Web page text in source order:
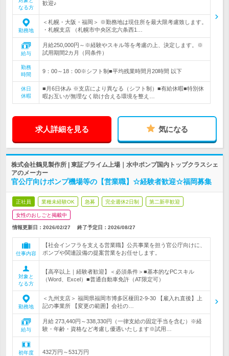
なる方
歓迎♪
勤務地
＜札幌・大阪・福岡＞ ※勤務地は現住所を最大限考慮致します。
・札幌支店 （札幌市中央区北六条西1…
給与
月給250,000円～※経験やスキル等を考慮の上、決定します。※
試用期間2カ月（同条件）
勤務
時間
9：00～18：00※シフト制■平均残業時間月20時間 以下
休日
休暇
■月6日休み ※支店により異なる（シフト制）■有給休暇■特別休
暇お互いが無理なく助け合える環境を整え…
求人詳細を見る 気になる
株式会社鶴見製作所 | 東証プライム上場｜水中ポンプ国内トップクラスシェ
アのメーカー
官公庁向けポンプ機場等の【営業職】☆経験者歓迎☆福岡募集
正社員 業種未経験OK 急募 完全週休2日制 第二新卒歓迎
女性のおしごと掲載中
情報更新日：2026/02/27 終了予定日： 2026/08/27
仕事内容
【社会インフラを支える営業職】公共事業を担う官公庁向けに、
ポンプや関連設備の提案営業をお任せします。
対象と
なる方
【高卒以上｜経験者歓迎】＜必須条件＞■基本的なPCスキル
（Word、Excel）■普通自動車免許（AT限定可）
勤務地
＜九州支店＞ 福岡県福岡市博多区榎田2-9-30 【雇入れ直後】上
記の事業所 【変更の範囲】会社の…
給与
月給 273,440円～338,330円（一律支給の固定手当を含む）※経
験・年齢・資格など考慮し優遇いたします※試用…
初年度
432万円～531万円